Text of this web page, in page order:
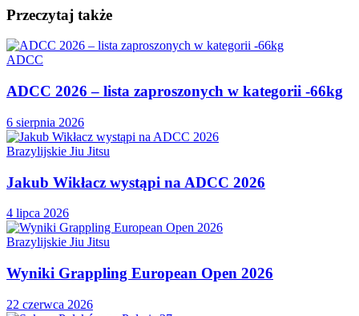
Przeczytaj także
ADCC
ADCC 2026 – lista zaproszonych w kategorii -66kg
6 sierpnia 2026
Brazylijskie Jiu Jitsu
Jakub Wikłacz wystąpi na ADCC 2026
4 lipca 2026
Brazylijskie Jiu Jitsu
Wyniki Grappling European Open 2026
22 czerwca 2026